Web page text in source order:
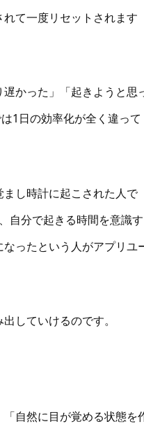
て一度リセットされます
かった」「起きようと思
1日の効率化が全く違って
し時計に起こされた人で
自分で起きる時間を意識す
ったという人がアプリユ
していけるのです。
自然に目が覚める状態を